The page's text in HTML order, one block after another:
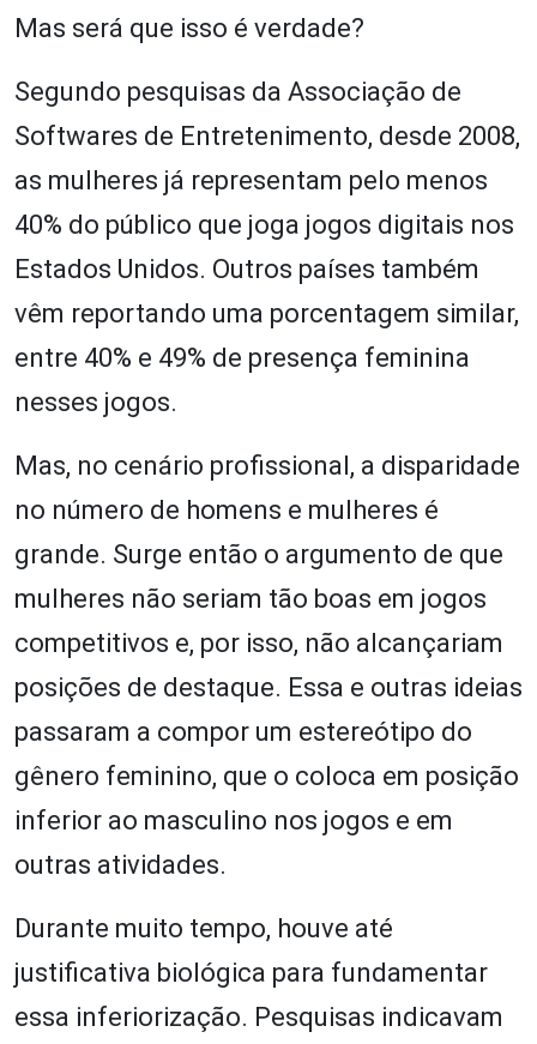
Mas será que isso é verdade?
Segundo pesquisas da Associação de
Softwares de Entretenimento, desde 2008,
as mulheres já representam pelo menos
40% do público que joga jogos digitais nos
Estados Unidos. Outros países também
vêm reportando uma porcentagem similar,
entre 40% e 49% de presença feminina
nesses jogos.
Mas, no cenário profissional, a disparidade
no número de homens e mulheres é
grande. Surge então o argumento de que
mulheres não seriam tão boas em jogos
competitivos e, por isso, não alcançariam
posições de destaque. Essa e outras ideias
passaram a compor um estereótipo do
gênero feminino, que o coloca em posição
inferior ao masculino nos jogos e em
outras atividades.
Durante muito tempo, houve até
justificativa biológica para fundamentar
essa inferiorização. Pesquisas indicavam